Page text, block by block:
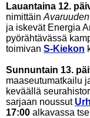
Lauantaina 12.
nimittäin
ja iskevät Energia
pyörähtävässä
toimivan S-Kiekon
Sunnuntain 13.
maaseutumatkailu
keväällä
sarjaan noussut
17:00 alkavassa